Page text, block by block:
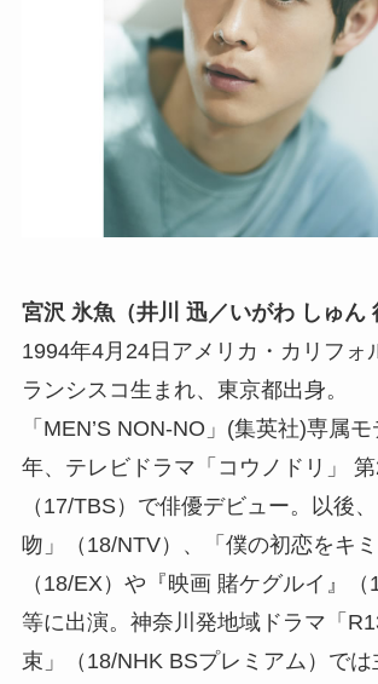
宮沢 氷魚（井川 迅／いがわ しゅん
1994年4月24日アメリカ・カリフォ
ランシスコ生まれ、東京都出身。
「MEN’S NON-NO」(集英社)専属
年、テレビドラマ「コウノドリ」
（17/TBS）で俳優デビュー。以後
吻」（18/NTV）、「僕の初恋をキミ
（18/EX）や『映画 賭ケグルイ』（
等に出演。神奈川発地域ドラマ「
束」（18/NHK BSプレミアム）では